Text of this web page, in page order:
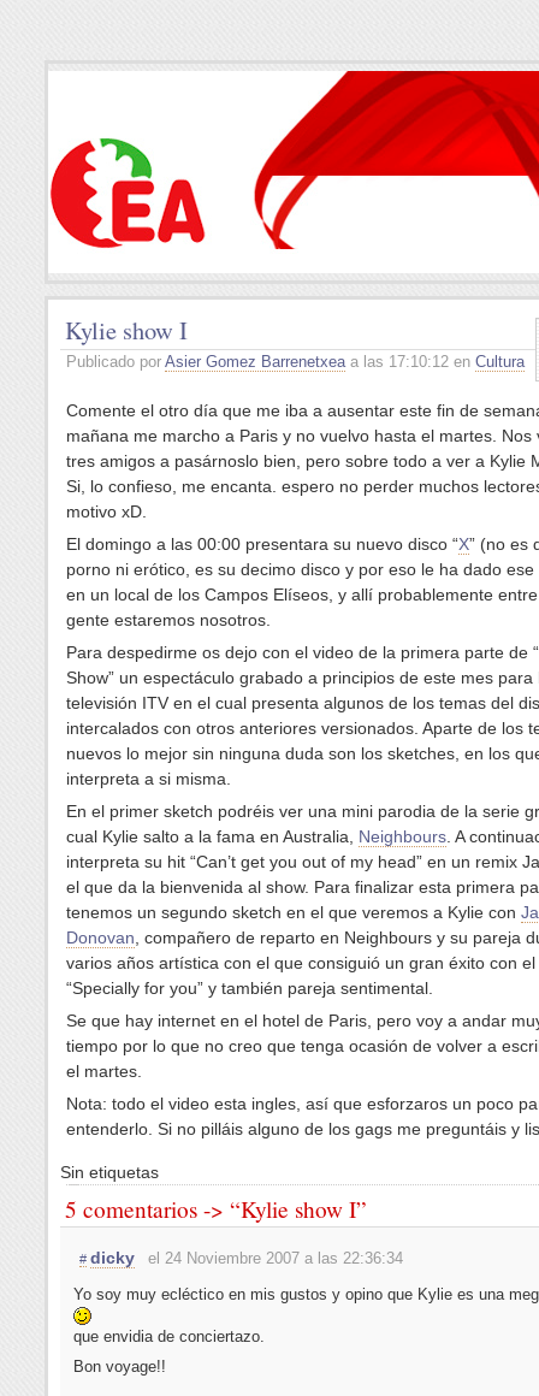
Kylie show I
Publicado por Asier Gomez Barrenetxeaa las 17:10:12 en Cultura
Comente el otro día que me iba a ausentar este fin de
mañana me marcho a Paris y no vuelvo hasta el martes. Nos
tres amigos a pasárnoslo bien, pero sobre todo a ver a Kylie
Si, lo confieso, me encanta. espero no perder muchos
motivo xD.
El domingo a las 00:00 presentara su nuevo disco “X” (no es
porno ni erótico, es su decimo disco y por eso le ha dado
en un local de los Campos Elíseos, y allí probablemente
gente estaremos nosotros.
Para despedirme os dejo con el video de la primera parte de
Show” un espectáculo grabado a principios de este mes para
televisión ITV en el cual presenta algunos de los temas del
intercalados con otros anteriores versionados. Aparte de los
nuevos lo mejor sin ninguna duda son los sketches, en los
interpreta a si misma.
En el primer sketch podréis ver una mini parodia de la serie
cual Kylie salto a la fama en Australia, Neighbours. A
interpreta su hit “Can’t get you out of my head” en un remix
el que da la bienvenida al show. Para finalizar esta primera
tenemos un segundo sketch en el que veremos a Kylie con
Donovan, compañero de reparto en Neighbours y su pareja
varios años artística con el que consiguió un gran éxito con el
“Specially for you” y también pareja sentimental.
Se que hay internet en el hotel de Paris, pero voy a andar
tiempo por lo que no creo que tenga ocasión de volver a
el martes.
Nota: todo el video esta ingles, así que esforzaros un poco
entenderlo. Si no pilláis alguno de los gags me preguntáis y
Sin etiquetas
5 comentarios -> “Kylie show I”
# dicky
el 24 Noviembre 2007 a las 22:36:34
Yo soy muy ecléctico en mis gustos y opino que Kylie es una
que envidia de conciertazo.
Bon voyage!!